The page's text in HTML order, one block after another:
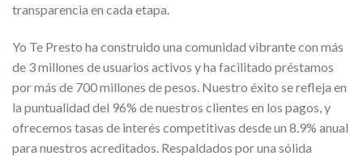
transparencia en cada etapa.
Yo Te Presto ha construido una comunidad vibrante con más
de 3 millones de usuarios activos y ha facilitado préstamos
por más de 700 millones de pesos. Nuestro éxito se refleja en
la puntualidad del 96% de nuestros clientes en los pagos, y
ofrecemos tasas de interés competitivas desde un 8.9% anual
para nuestros acreditados. Respaldados por una sólida